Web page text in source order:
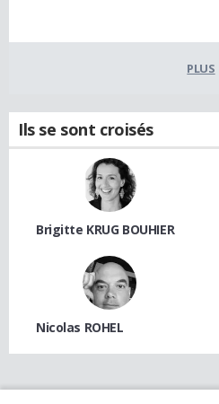
PLUS
Ils se sont croisés
Brigitte KRUG BOUHIER
Nicolas ROHEL